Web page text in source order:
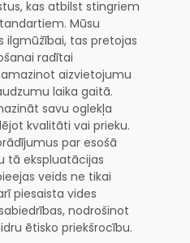
kas atbilst stingriem
Mūsu
ilgmūžībai, tas pretojas
radītai
aizvietojumu
laika gaitā.
savu oglekļa
kvalitāti vai prieku.
par esošā
tā ekspluatācijas
veids ne tikai
piesaista vides
nodrošinot
ētisko priekšrocību.